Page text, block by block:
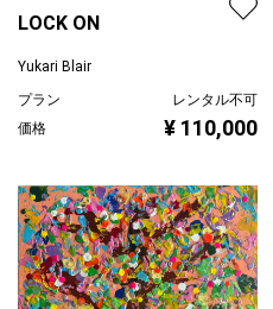
LOCK ON
Yukari Blair
プラン
レンタル不可
価格
¥ 110,000